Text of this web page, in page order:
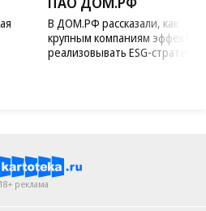
В ДОМ.РФ рассказали, как
крупным компаниям
реализовывать ESG-стратегию
18+ реклама